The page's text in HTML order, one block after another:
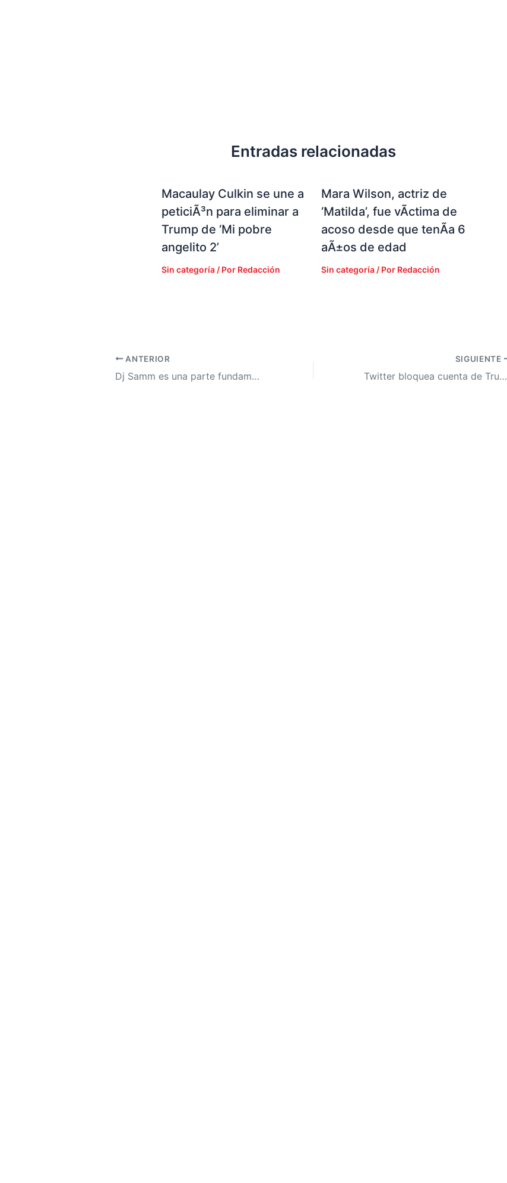
Entradas relacionadas
Macaulay Culkin se une a
peticiÃ³n para eliminar a
Trump de ‘Mi pobre
angelito 2’
Sin categoría / Por Redacción
Mara Wilson, actriz de
‘Matilda’, fue vÃ­ctima de
acoso desde que tenÃ­a 6
aÃ±os de edad
Sin categoría/ Por Redacción
ANTERIOR
Dj Samm es una parte fundamental para la XY 90.5 debido a su conocimiento musical
SIGUIENTE
Twitter bloquea cuenta de Trump, podrÃ­a cerrarla si sigue violando las reglas